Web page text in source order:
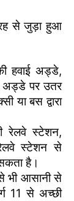
से जुड़ा हुआ
हवाई अड्डे,
अड्डे पर उतर
बस द्वारा
रेलवे स्टेशन,
स्टेशन से
है।
भी आसानी से
11 से अच्छी